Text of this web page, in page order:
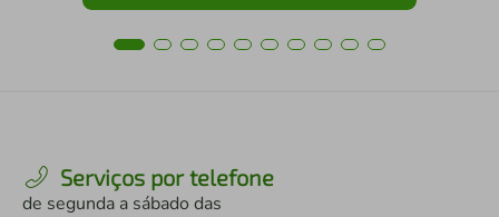
Serviços por telefone
de segunda a sábado das